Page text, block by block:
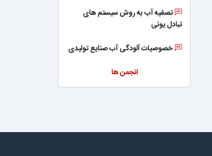
تصفیه آب به روش سیستم های
تبادل یونی
خصوصیات آلودگی آب صنایع تولیدی
انجمن ها